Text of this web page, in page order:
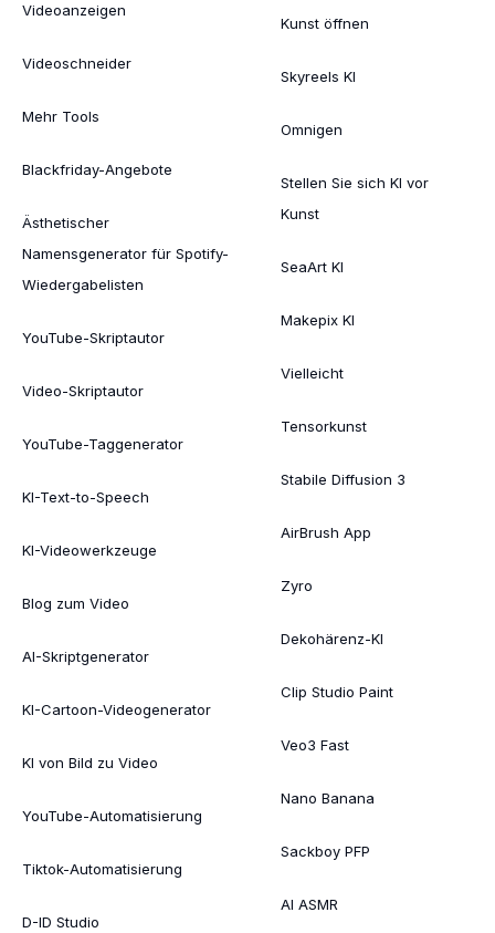
Videoanzeigen
Videoschneider
Mehr Tools
Blackfriday-Angebote
Ästhetischer
Namensgenerator für Spotify-
Wiedergabelisten
YouTube-Skriptautor
Video-Skriptautor
YouTube-Taggenerator
KI-Text-to-Speech
KI-Videowerkzeuge
Blog zum Video
AI-Skriptgenerator
KI-Cartoon-Videogenerator
KI von Bild zu Video
YouTube-Automatisierung
Tiktok-Automatisierung
D-ID Studio
Kunst öffnen
Skyreels KI
Omnigen
Stellen Sie sich KI vor
Kunst
SeaArt KI
Makepix KI
Vielleicht
Tensorkunst
Stabile Diffusion 3
AirBrush App
Zyro
Dekohärenz-KI
Clip Studio Paint
Veo3 Fast
Nano Banana
Sackboy PFP
AI ASMR